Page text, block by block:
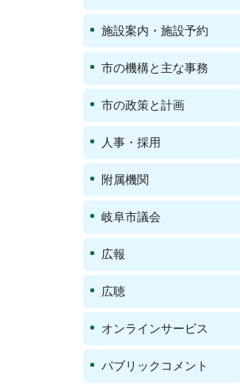
施設案内・施設予約
市の機構と主な事務
市の政策と計画
人事・採用
附属機関
岐阜市議会
広報
広聴
オンラインサービス
パブリックコメント